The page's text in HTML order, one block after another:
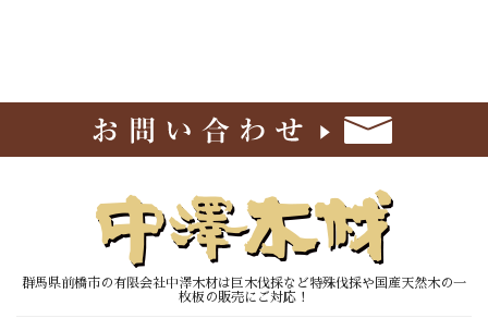
群馬県前橋市の有限会社中澤木材は巨木伐採など特殊伐採や国産天然木の一
枚板の販売にご対応！